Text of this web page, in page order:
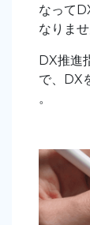
なって
なりませ
DX推進
で、DX
。